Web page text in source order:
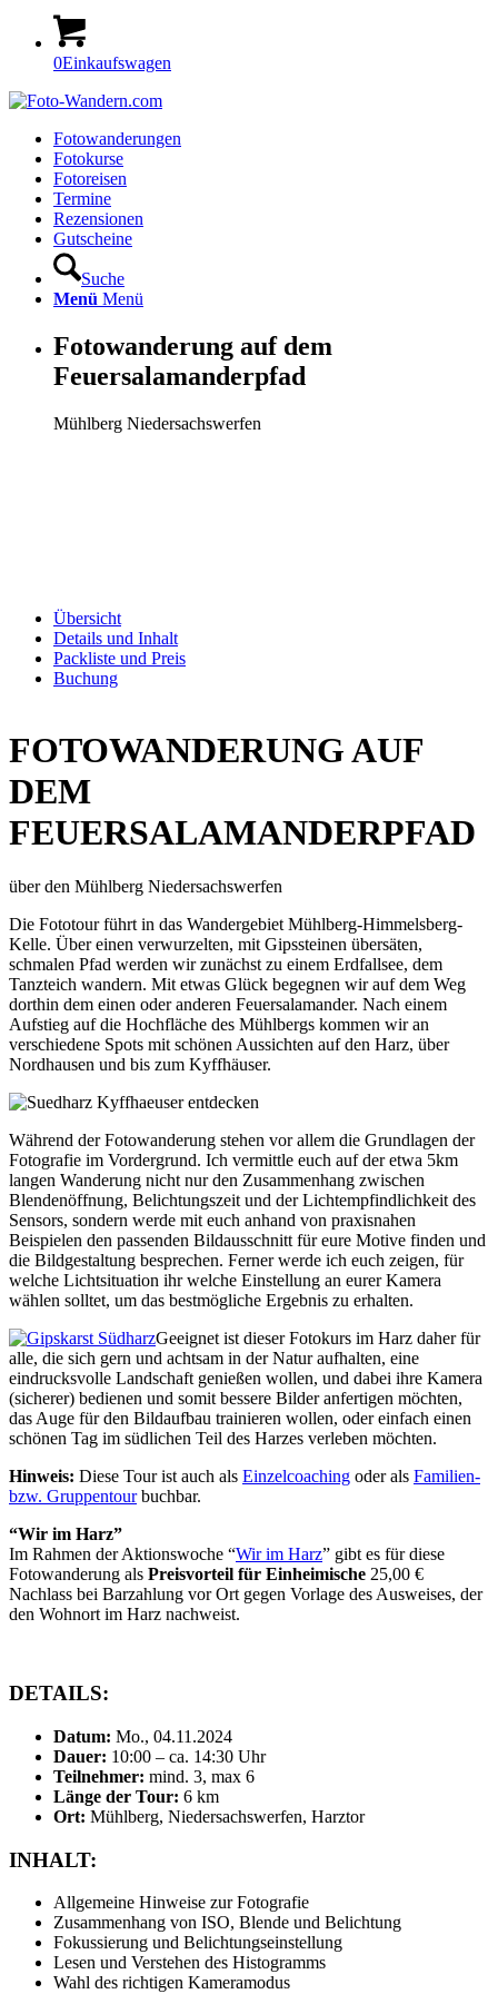
0Einkaufswagen
Fotowanderungen
Fotokurse
Fotoreisen
Termine
Rezensionen
Gutscheine
Suche
Menü Menü
Fotowanderung auf dem
Feuersalamanderpfad
Mühlberg Niedersachswerfen
Übersicht
Details und Inhalt
Packliste und Preis
Buchung
FOTOWANDERUNG AUF
DEM
FEUERSALAMANDERPFAD
über den Mühlberg Niedersachswerfen
Die Fototour führt in das Wandergebiet Mühlberg-Himmelsberg-
Kelle. Über einen verwurzelten, mit Gipssteinen übersäten,
schmalen Pfad werden wir zunächst zu einem Erdfallsee, dem
Tanzteich wandern. Mit etwas Glück begegnen wir auf dem Weg
dorthin dem einen oder anderen Feuersalamander. Nach einem
Aufstieg auf die Hochfläche des Mühlbergs kommen wir an
verschiedene Spots mit schönen Aussichten auf den Harz, über
Nordhausen und bis zum Kyffhäuser.
Während der Fotowanderung stehen vor allem die Grundlagen der
Fotografie im Vordergrund. Ich vermittle euch auf der etwa 5km
langen Wanderung nicht nur den Zusammenhang zwischen
Blendenöffnung, Belichtungszeit und der Lichtempfindlichkeit des
Sensors, sondern werde mit euch anhand von praxisnahen
Beispielen den passenden Bildausschnitt für eure Motive finden und
die Bildgestaltung besprechen. Ferner werde ich euch zeigen, für
welche Lichtsituation ihr welche Einstellung an eurer Kamera
wählen solltet, um das bestmögliche Ergebnis zu erhalten.
Geeignet ist dieser Fotokurs im Harz daher für
alle, die sich gern und achtsam in der Natur aufhalten, eine
eindrucksvolle Landschaft genießen wollen, und dabei ihre Kamera
(sicherer) bedienen und somit bessere Bilder anfertigen möchten,
das Auge für den Bildaufbau trainieren wollen, oder einfach einen
schönen Tag im südlichen Teil des Harzes verleben möchten.
Hinweis: Diese Tour ist auch als Einzelcoaching oder als Familien-
bzw. Gruppentourbuchbar.
“Wir im Harz”
Im Rahmen der Aktionswoche “Wir im Harz” gibt es für diese
Fotowanderung als Preisvorteil für Einheimische 25,00 €
Nachlass bei Barzahlung vor Ort gegen Vorlage des Ausweises, der
den Wohnort im Harz nachweist.
DETAILS:
Datum: Mo., 04.11.2024
Dauer: 10:00 – ca. 14:30 Uhr
Teilnehmer: mind. 3, max 6
Länge der Tour: 6 km
Ort: Mühlberg, Niedersachswerfen, Harztor
INHALT:
Allgemeine Hinweise zur Fotografie
Zusammenhang von ISO, Blende und Belichtung
Fokussierung und Belichtungseinstellung
Lesen und Verstehen des Histogramms
Wahl des richtigen Kameramodus